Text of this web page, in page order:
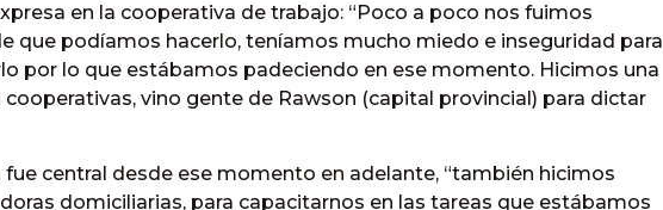
en la cooperativa de trabajo: “Poco a poco nos fuimos
que podíamos hacerlo, teníamos mucho miedo e inseguridad para
por lo que estábamos padeciendo en ese momento. Hicimos una
vino gente de Rawson (capital provincial) para dictar
fue central desde ese momento en adelante, “también hicimos
domiciliarias, para capacitarnos en las tareas que estábamos